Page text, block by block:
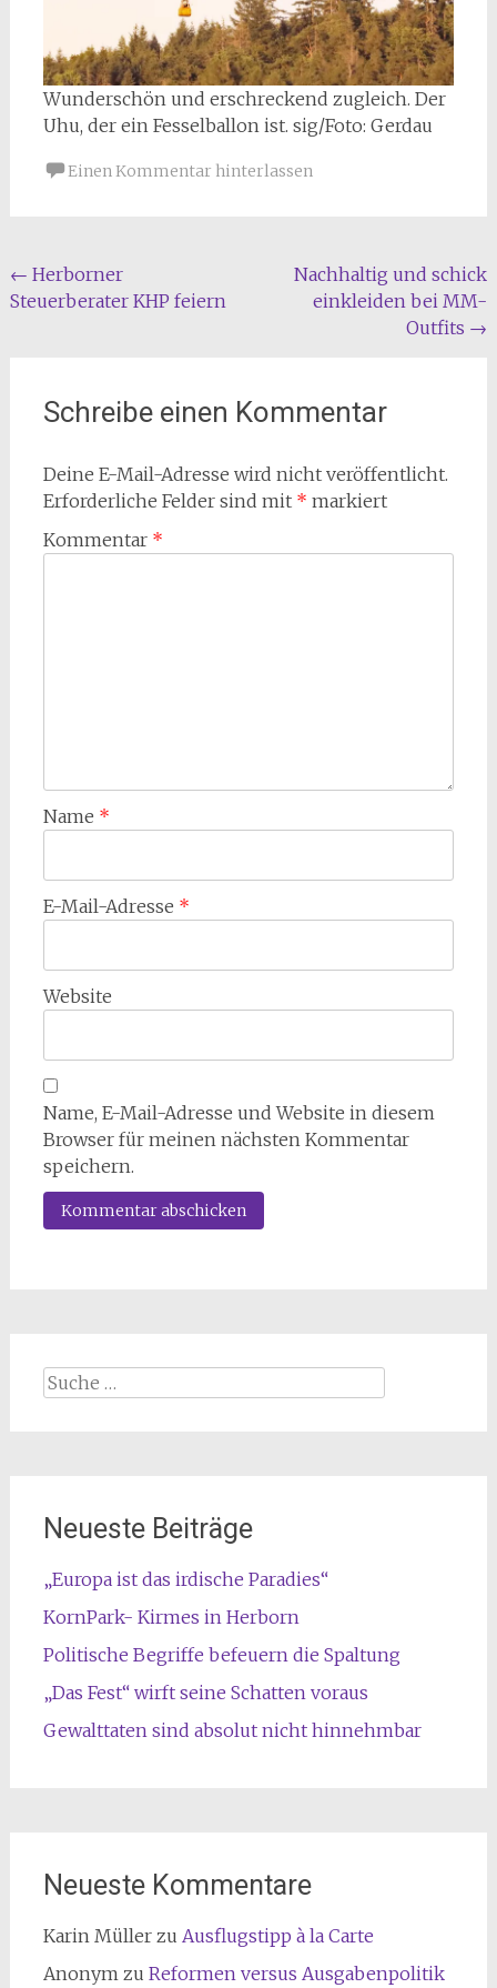
Wunderschön und erschreckend zugleich. Der
Uhu, der ein Fesselballon ist. sig/Foto: Gerdau
Einen Kommentar hinterlassen
Beitragsnavigation
← Herborner
Steuerberater KHP feiern
Nachhaltig und schick
einkleiden bei MM-
Outfits →
Schreibe einen Kommentar
Deine E-Mail-Adresse wird nicht veröffentlicht.
Erforderliche Felder sind mit * markiert
Kommentar *
Name *
E-Mail-Adresse *
Website
Name, E-Mail-Adresse und Website in diesem
Browser für meinen nächsten Kommentar
speichern.
Suche
nach:
Neueste Beiträge
„Europa ist das irdische Paradies“
KornPark- Kirmes in Herborn
Politische Begriffe befeuern die Spaltung
„Das Fest“ wirft seine Schatten voraus
Gewalttaten sind absolut nicht hinnehmbar
Neueste Kommentare
Karin Müllerzu Ausflugstipp à la Carte
Anonym zu Reformen versus Ausgabenpolitik